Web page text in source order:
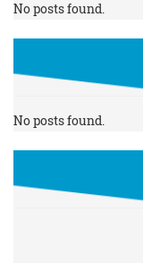
No posts found.
No posts found.